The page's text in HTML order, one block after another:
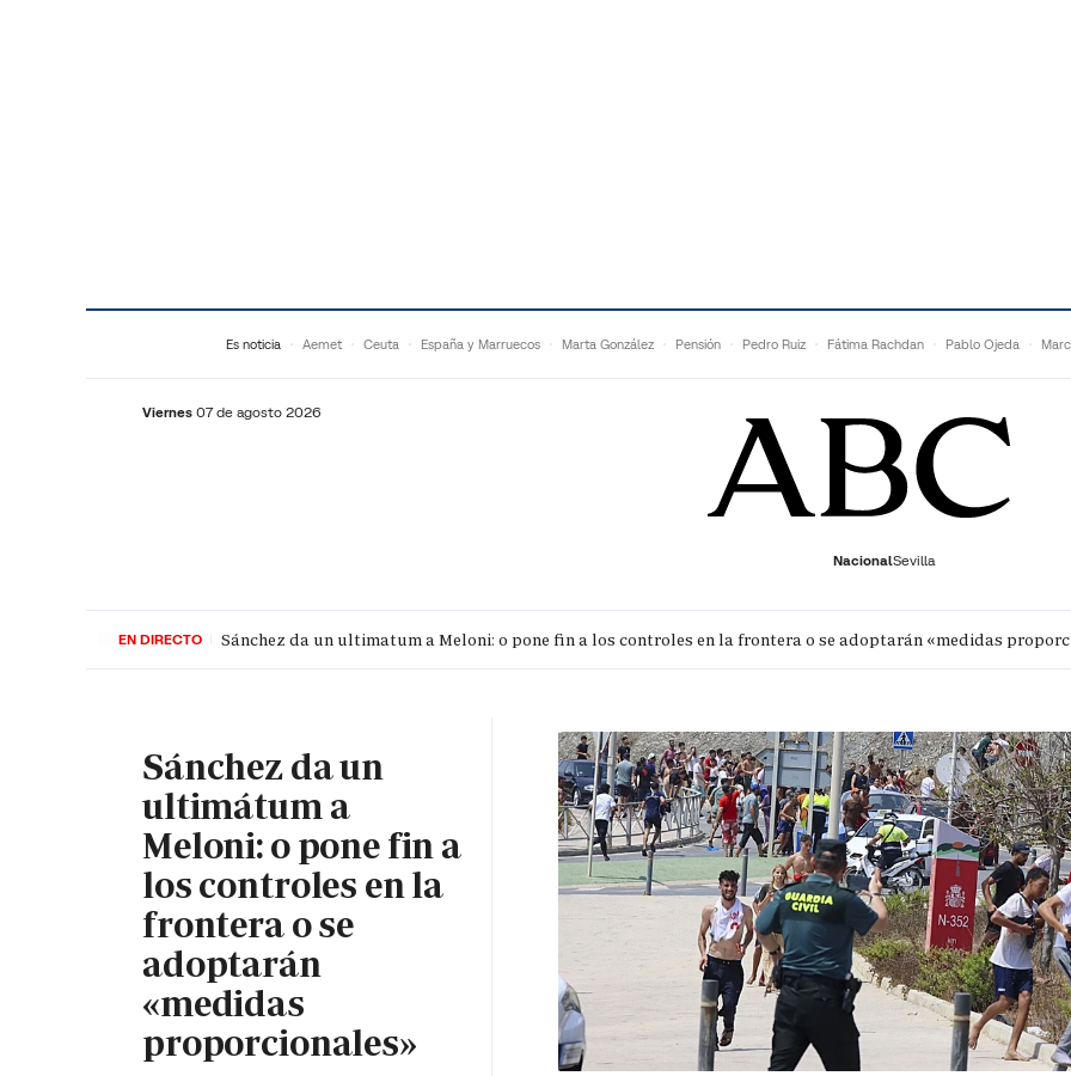
Es noticia Aemet Ceuta España y Marruecos Marta González Pensión Pedro Ruiz Fátima Rachdan Pablo Ojeda
Viernes 07 de agosto 2026
NacionalSevilla
PORTADAOPINIÓNESPAÑAMADRID INTERNACIONALECONOMÍADEPORTESSOCIEDADCULTURAGENTEPLAYHISTORIA
EN DIRECTO Sánchez da un ultimatum a Meloni: o pone fin a los controles en la frontera o se adoptarán «medidas
Sánchez da un
ultimátum a
Meloni: o pone fin a
los controles en la
frontera o se
adoptarán
«medidas
proporcionales»